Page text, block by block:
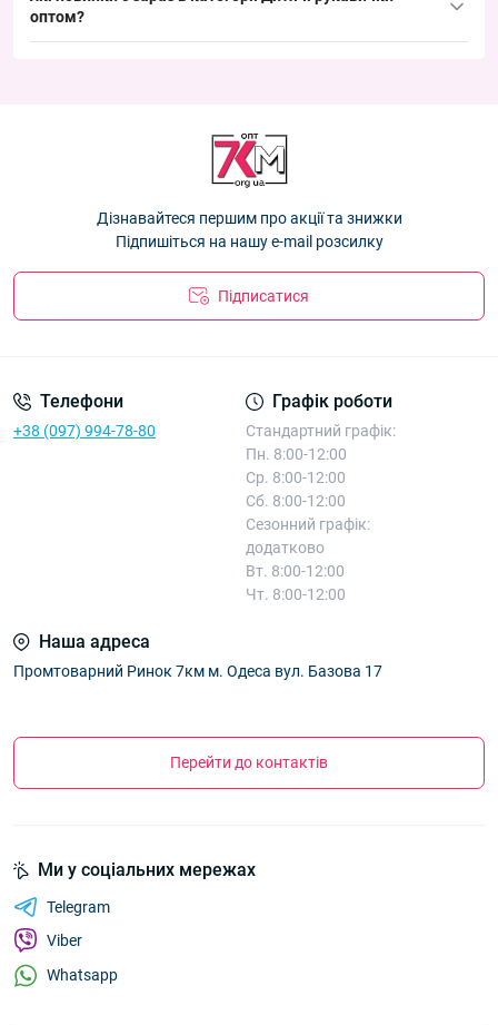
Корона E0996 M
Рукавички дитячі подвійні з хутром Оптом 2-3 років "Honey"
Корона E0996 XS— 59.40 ₴
— 59.40 ₴
оптом?
Рукавички дитячі подвійні з хутром Оптом 3-5 років "Honey"
— 59.40 ₴
Рукавиці підліткові подвійні з хутром Оптом для дівчаток 11-
13 років "Snowflake" E0959 L— 86.40 ₴
Дізнавайтеся першим про акції та знижки
Підпишіться на нашу e-mail розсилку
Підписатися
Телефони
+38 (097) 994-78-80
Графік роботи
Стандартний графік:
Пн. 8:00-12:00
Ср. 8:00-12:00
Сб. 8:00-12:00
Сезонний графік:
додатково
Вт. 8:00-12:00
Чт. 8:00-12:00
Наша адреса
Промтоварний Ринок 7км м. Одеса вул. Базова 17
Перейти до контактів
Ми у соціальних мережах
Telegram
Viber
Whatsapp